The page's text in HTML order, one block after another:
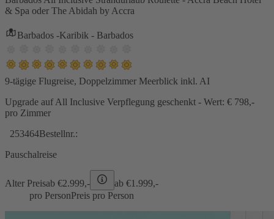
& Spa oder The Abidah by Accra
Barbados -Karibik - Barbados
9-tägige Flugreise, Doppelzimmer Meerblick inkl. AI
Upgrade auf All Inclusive Verpflegung geschenkt - Wert: € 798,-
pro Zimmer
253464Bestellnr.:
Pauschalreise
Alter Preisab €2.999,- ab €1.999,-
pro PersonPreis pro Person